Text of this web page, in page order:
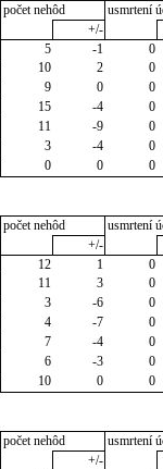
počet nehôd
usmrtení
+/-
5 -1
0
10 2
0
9 0
0
15 -4
0
11 -9
0
3 -4
0
0 0 0
počet nehôd
usmrtení
+/-
12 1
0
11 3
0
3 -6
0
4 -7
0
7 -4
0
6 -3
0
10 0 0
počet nehôd
usmrtení
+/-